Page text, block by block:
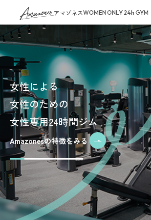
アマゾネスWOMEN ONLY 24h GYM
女性による
女性のための
女性専用24時間ジム
Amazonesの特徴をみる